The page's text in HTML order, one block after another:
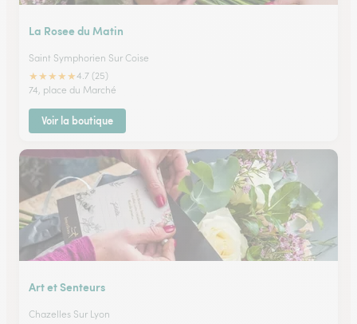
La Rosee du Matin
Saint Symphorien Sur Coise
★★★★★4.7 (25)
74, place du Marché
Voir la boutique
Art et Senteurs
Chazelles Sur Lyon